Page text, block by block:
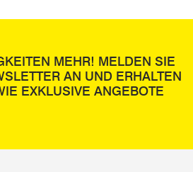
MEHR! MELDEN SIE
AN UND ERHALTEN
EXKLUSIVE ANGEBOTE